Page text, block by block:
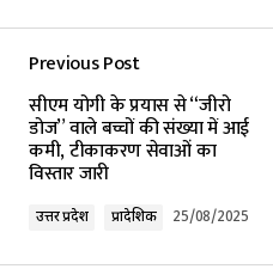
Required fields are
Comment
Previous Post
सीएम योगी के प्रयास से “जीरो
डोज” वाले बच्चों की संख्या में आई
कमी, टीकाकरण सेवाओं का
विस्तार जारी
उत्तर प्रदेश प्रादेशिक 25/08/2025